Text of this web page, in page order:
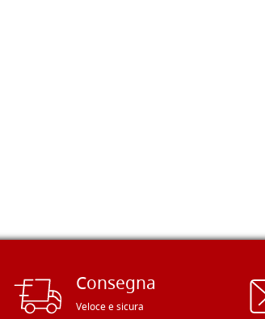
Consegna
Veloce e sicura